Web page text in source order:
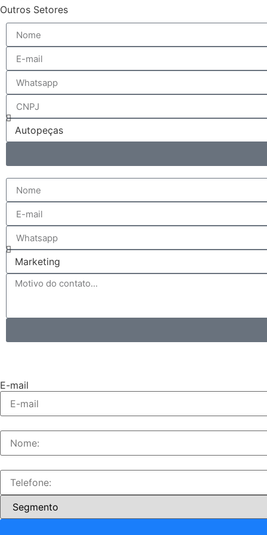
Outros Setores
E-mail